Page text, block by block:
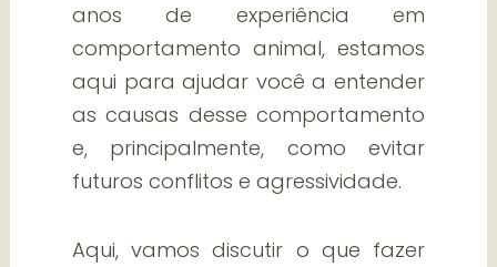
anos de experiência em
comportamento animal, estamos
aqui para ajudar você a entender
as causas desse comportamento
e, principalmente, como evitar
futuros conflitos e agressividade.
Aqui, vamos discutir o que fazer